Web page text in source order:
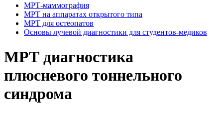
МРТ-маммография
МРТ на аппаратах открытого типа
МРТ для остеопатов
Основы лучевой диагностики для студентов-медиков
МРТ диагностика
плюсневого тоннельного
синдрома